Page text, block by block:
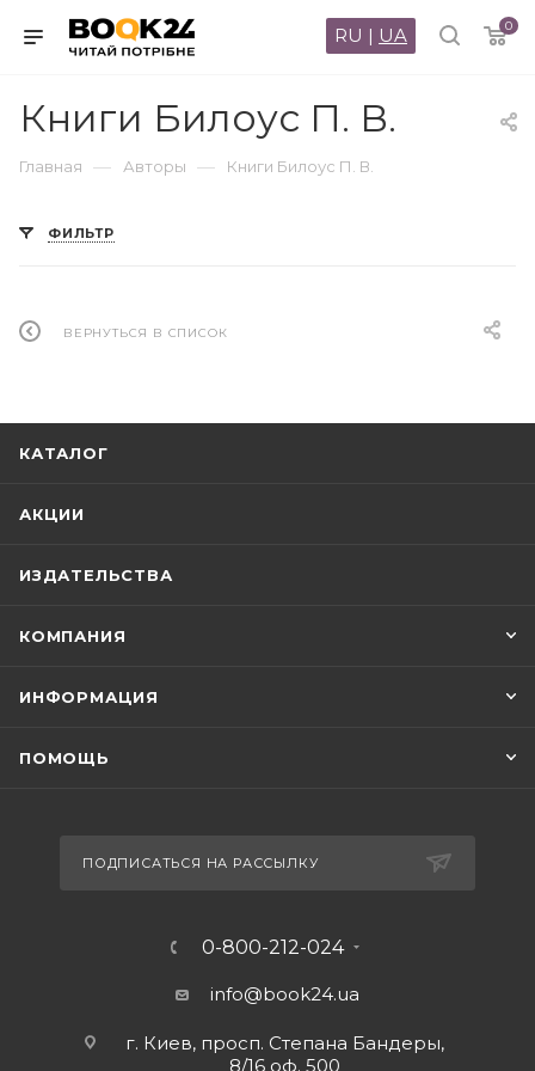
0
RU | UA
Книги Билоус П. В.
Главная — Авторы — Книги Билоус П. В.
ФИЛЬТР
ВЕРНУТЬСЯ В СПИСОК
КАТАЛОГ
АКЦИИ
ИЗДАТЕЛЬСТВА
КОМПАНИЯ
ИНФОРМАЦИЯ
ПОМОЩЬ
ПОДПИСАТЬСЯ НА РАССЫЛКУ
0-800-212-024
info@book24.ua
г. Киев, просп. Степана Бандеры,
8/16 оф. 500